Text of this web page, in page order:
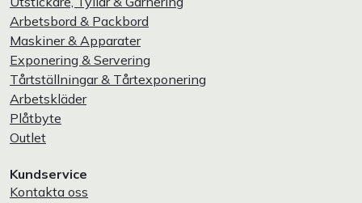
Arbetsbord & Packbord
Maskiner & Apparater
Exponering & Servering
Tårtställningar & Tårtexponering
Arbetskläder
Plåtbyte
Outlet
Kundservice
Kontakta oss